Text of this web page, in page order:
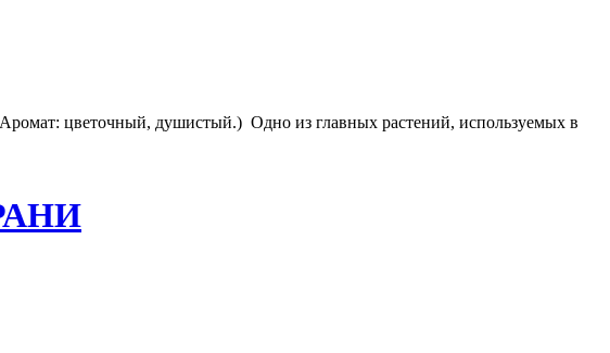
цветочный, душистый.) Одно из главных растений, используемых в